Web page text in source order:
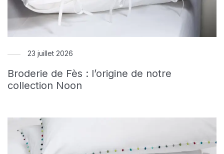
23 juillet 2026
Broderie de Fès : l’origine de notre
collection Noon